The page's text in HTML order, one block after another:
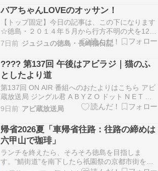
朝の時間に確認しておくといいよ。 ア…
バアちゃんLOVEのオッサン！
【トップ固定】今日の記事は、この下になります
☆徳島・２０１４年５月から行方不明の犬を12年
探しています ↑ ↑詳細はWEBサイトに記載してい
ます。（※2026年10月末で閉鎖します。）※２
０２６年５月、行方不明から１２年で、グーちゃ
ん捜索に区切りを付けました。私の足を使っての
捜索…
7日前 ジュジュの徳島・長崎猫日記
???? 第137回 午後はアビラジ｜猫のふ
としたより道
第137回 ON AIR 番組へのおたよりはこちら アビ
蔵放送局 ジングル君 A B Y Z O ドット N E T ア
ビ蔵放送局 ラヂオ君： ポーン。 ただいま午後3
時をお知らせします。 アビ蔵： 午後はアビラ
ジ。こんにちは、アビ蔵です。 今日の午後は、窓
の外の雲がふんわりし…
9日前 アビ蔵放送局
帰省2026夏「車帰省往路：往路の締めは
六甲山で珈琲」
ランチを終えたら、そろそろ徳島を目指しま
す。”鯖街道”を南下したら祇園祭の京都市街を回